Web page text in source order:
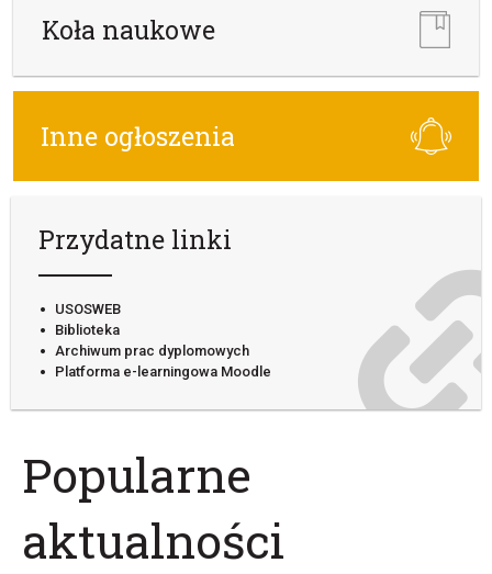
Koła naukowe
Inne ogłoszenia
Przydatne linki
USOSWEB
Biblioteka
Archiwum prac dyplomowych
Platforma e-learningowa Moodle
Popularne
aktualności